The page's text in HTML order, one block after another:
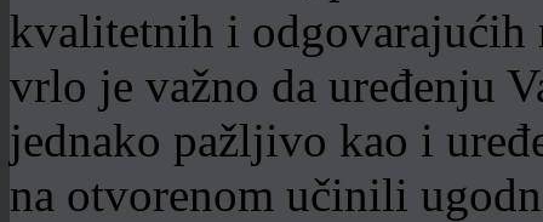
kvalitetnih i odgovarajućih
vrlo je važno da uređenju
jednako pažljivo kao i
na otvorenom učinili